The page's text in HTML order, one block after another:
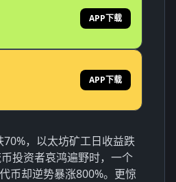
APP下载
APP下载
，以太坊矿工日收益跌
投资者哀鸿遍野时，一个
币却逆势暴涨800%。更惊